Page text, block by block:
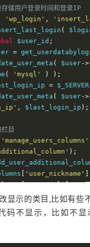
储用户登录时间和登录IP
'wp_login' ,
(
$user_id ;
=
( $user->
( 'mysql' )
);
= $_SERVER
( $user->
, $last_login_ip );
目
'manage_users_columns'
);
'user_nickname'
['user_url'] = '
['reg_time'] = '
'last_login'
算将注册IP和注册时间、登
面两行
显示的类目,比如有些
码不显示，比如不显